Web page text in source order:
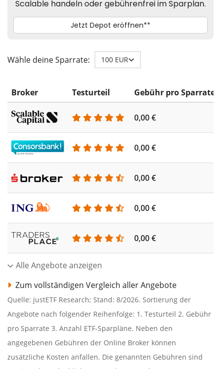
Wähle deine Sparrate: 100 EUR
Broker Testurteil Gebühr pro Sparrate
0,00 €
0,00 €
0,00 €
0,00 €
0,00 €
Alle Angebote anzeigen
Zum vollständigen Vergleich aller Angebote
Quelle: justETF Research; Stand: 8/2026. Sortierung der
Angebote nach folgender Reihenfolge: 1. Testurteil 2. Gebühr
pro Sparrate 3. Anzahl ETF-Sparpläne. Neben den
angegebenen Gebühren der Online Broker können
zusätzliche Kosten anfallen. Die genannten Gebühren sind